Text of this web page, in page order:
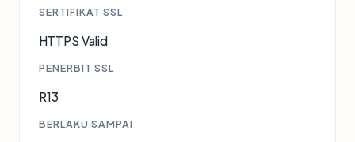
SERTIFIKAT SSL
HTTPS Valid
PENERBIT SSL
R13
BERLAKU SAMPAI